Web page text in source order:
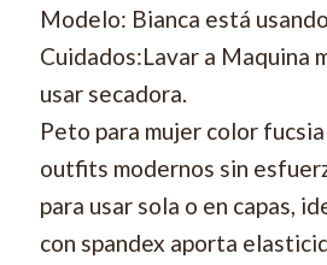
Modelo: Bianca está
Cuidados:Lavar a Maquina
usar secadora.
Peto para mujer color
outfits modernos sin
para usar sola o en capas,
con spandex aporta